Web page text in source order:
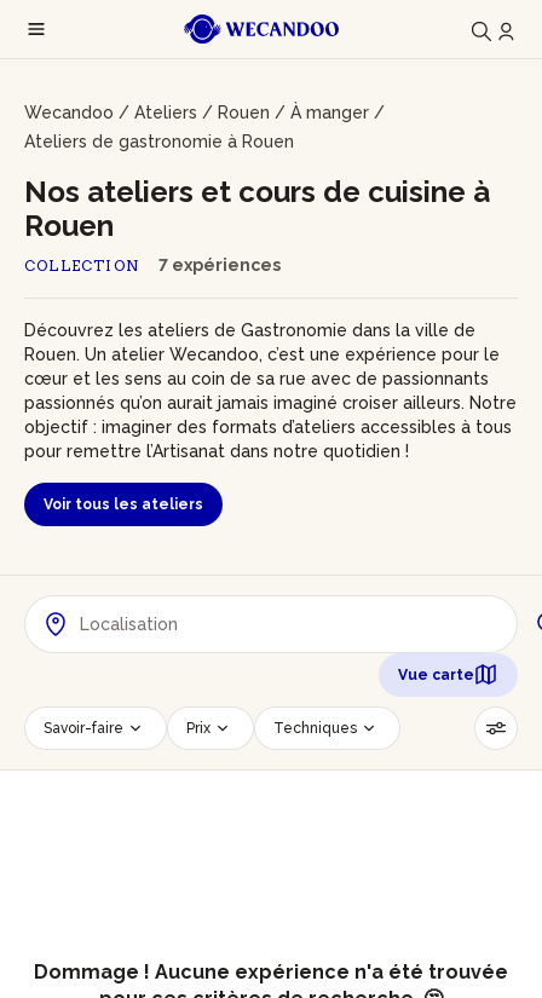
Wecandoo / Ateliers / Rouen / À manger /
Ateliers de gastronomie à Rouen
COLLECTION 7 expériences
Nos ateliers et cours de cuisine à
Rouen
Découvrez les ateliers de Gastronomie dans la ville de
Rouen. Un atelier Wecandoo, c’est une expérience pour le
cœur et les sens au coin de sa rue avec de passionnants
passionnés qu’on aurait jamais imaginé croiser ailleurs. Notre
objectif : imaginer des formats d’ateliers accessibles à tous
pour remettre l’Artisanat dans notre quotidien !
Voir tous les ateliers
Vue carte
Savoir-faire Prix Techniques
Date Créneau horaire
Dommage ! Aucune expérience n'a été trouvée